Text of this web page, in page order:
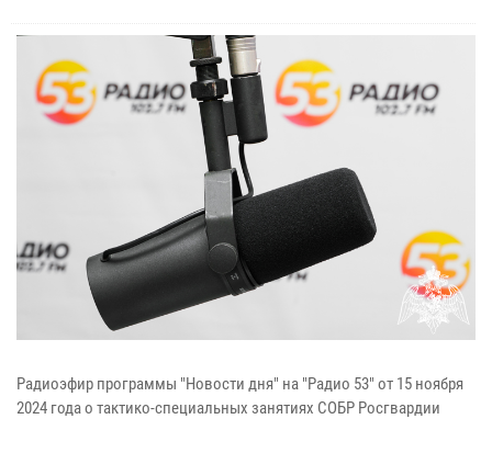
Радиоэфир программы "Новости дня" на "Радио 53" от 15 ноября
2024 года о тактико-специальных занятиях СОБР Росгвардии